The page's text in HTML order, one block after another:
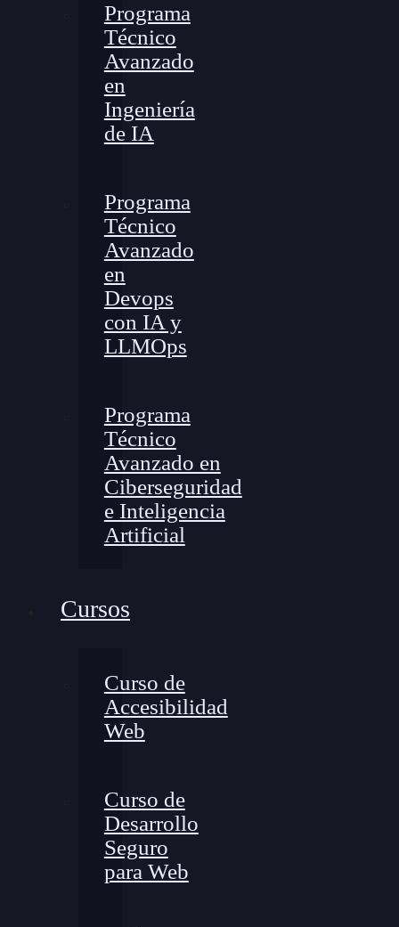
Programa
Técnico
Avanzado
en
Ingeniería
de IA
Programa
Técnico
Avanzado
en
Devops
con IA y
LLMOps
Programa
Técnico
Avanzado en
Ciberseguridad
e Inteligencia
Artificial
Cursos
Curso de
Accesibilidad
Web
Curso de
Desarrollo
Seguro
para Web